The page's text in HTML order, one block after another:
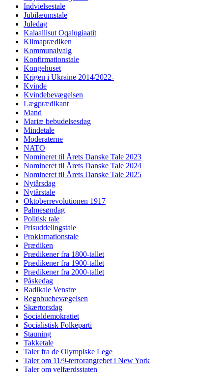
Indvielsestale
Jubilæumstale
Juledag
Kalaallisut Oqalugiaatit
Klimaprædiken
Kommunalvalg
Konfirmationstale
Kongehuset
Krigen i Ukraine 2014/2022-
Kvinde
Kvindebevægelsen
Lægprædikant
Mand
Mariæ bebudelsesdag
Mindetale
Moderaterne
NATO
Nomineret til Årets Danske Tale 2023
Nomineret til Årets Danske Tale 2024
Nomineret til Årets Danske Tale 2025
Nytårsdag
Nytårstale
Oktoberrevolutionen 1917
Palmesøndag
Politisk tale
Prisuddelingstale
Proklamationstale
Prædiken
Prædikener fra 1800-tallet
Prædikener fra 1900-tallet
Prædikener fra 2000-tallet
Påskedag
Radikale Venstre
Regnbuebevægelsen
Skærtorsdag
Socialdemokratiet
Socialistisk Folkeparti
Stauning
Takketale
Taler fra de Olympiske Lege
Taler om 11/9-terrorangrebet i New York
Taler om velfærdsstaten